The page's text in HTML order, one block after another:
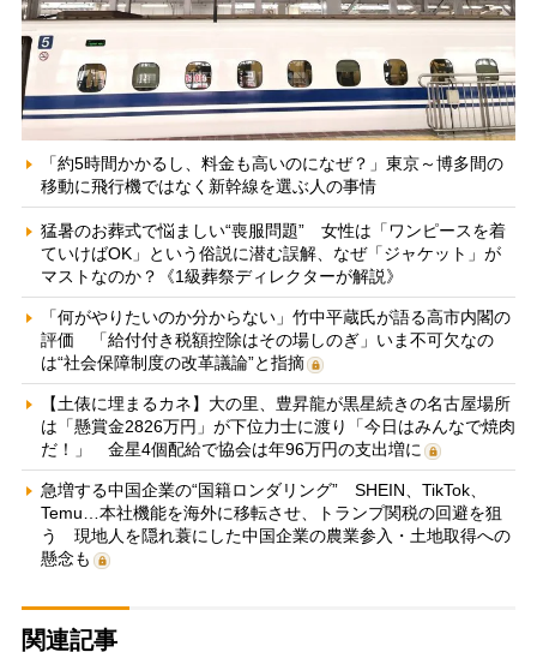
「約5時間かかるし、料金も高いのになぜ？」東京～博多間の
移動に飛行機ではなく新幹線を選ぶ人の事情
猛暑のお葬式で悩ましい“喪服問題” 女性は「ワンピースを着
ていけばOK」という俗説に潜む誤解、なぜ「ジャケット」が
マストなのか？《1級葬祭ディレクターが解説》
「何がやりたいのか分からない」竹中平蔵氏が語る高市内閣の
評価 「給付付き税額控除はその場しのぎ」いま不可欠なの
は“社会保障制度の改革議論”と指摘
【土俵に埋まるカネ】大の里、豊昇龍が黒星続きの名古屋場所
は「懸賞金2826万円」が下位力士に渡り「今日はみんなで焼肉
だ！」 金星4個配給で協会は年96万円の支出増に
急増する中国企業の“国籍ロンダリング” SHEIN、TikTok、
Temu…本社機能を海外に移転させ、トランプ関税の回避を狙
う 現地人を隠れ蓑にした中国企業の農業参入・土地取得への
懸念も
関連記事